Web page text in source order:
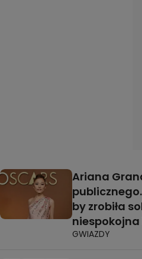
Ariana
by zrobiła
niespokojna
GWIAZDY